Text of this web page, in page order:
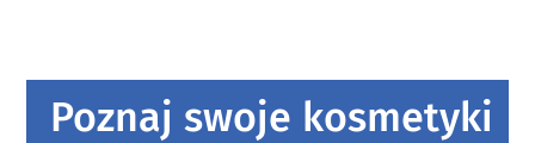
Poznaj swoje kosmetyki